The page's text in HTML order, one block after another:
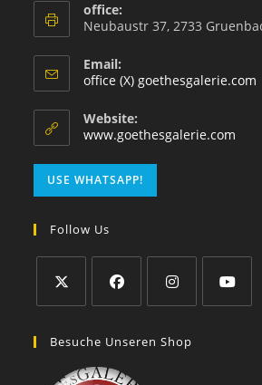
office:
Neubaustr 37, 2733
Email:
office (X) goethesgalerie.com
Website:
www.goethesgalerie.com
USE WHATSAPP!
Follow Us
Besuche Unseren Shop